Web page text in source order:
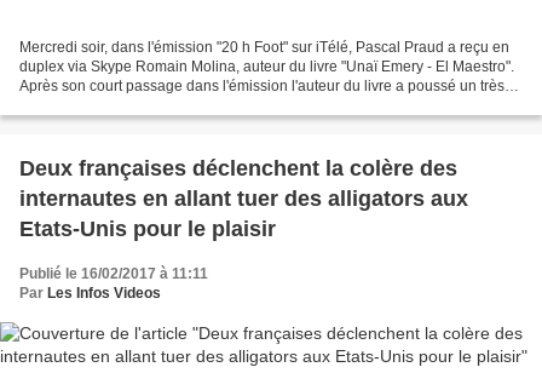
Mercredi soir, dans l'émission "20 h Foot" sur iTélé, Pascal Praud a reçu en
duplex via Skype Romain Molina, auteur du livre "Unaï Emery - El Maestro".
Après son court passage dans l'émission l'auteur du livre a poussé un très
Deux françaises déclenchent la colère des
internautes en allant tuer des alligators aux
Etats-Unis pour le plaisir
Publié le 16/02/2017 à 11:11
Par Les Infos Videos